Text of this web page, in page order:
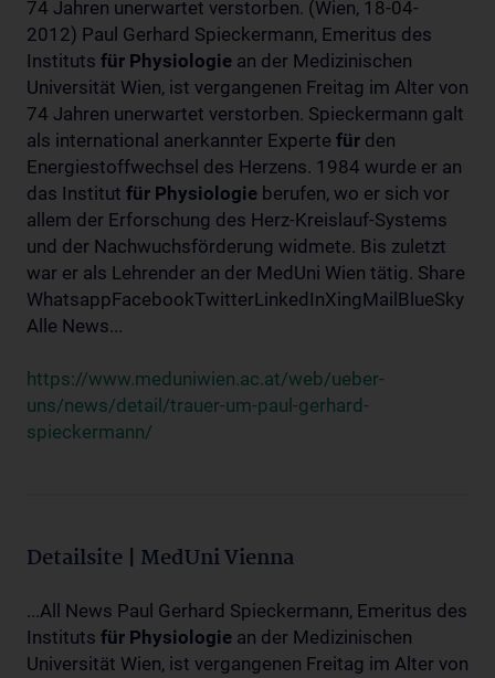
74 Jahren unerwartet verstorben. (Wien, 18-04-
2012) Paul Gerhard Spieckermann, Emeritus des
Instituts für Physiologie an der Medizinischen
Universität Wien, ist vergangenen Freitag im Alter von
74 Jahren unerwartet verstorben. Spieckermann galt
als international anerkannter Experte für den
Energiestoffwechsel des Herzens. 1984 wurde er an
das Institut für Physiologie berufen, wo er sich vor
allem der Erforschung des Herz-Kreislauf-Systems
und der Nachwuchsförderung widmete. Bis zuletzt
war er als Lehrender an der MedUni Wien tätig. Share
WhatsappFacebookTwitterLinkedInXingMailBlueSky
Alle News...
https://www.meduniwien.ac.at/web/ueber-
uns/news/detail/trauer-um-paul-gerhard-
spieckermann/
Detailsite | MedUni Vienna
...All News Paul Gerhard Spieckermann, Emeritus des
Instituts für Physiologie an der Medizinischen
Universität Wien, ist vergangenen Freitag im Alter von